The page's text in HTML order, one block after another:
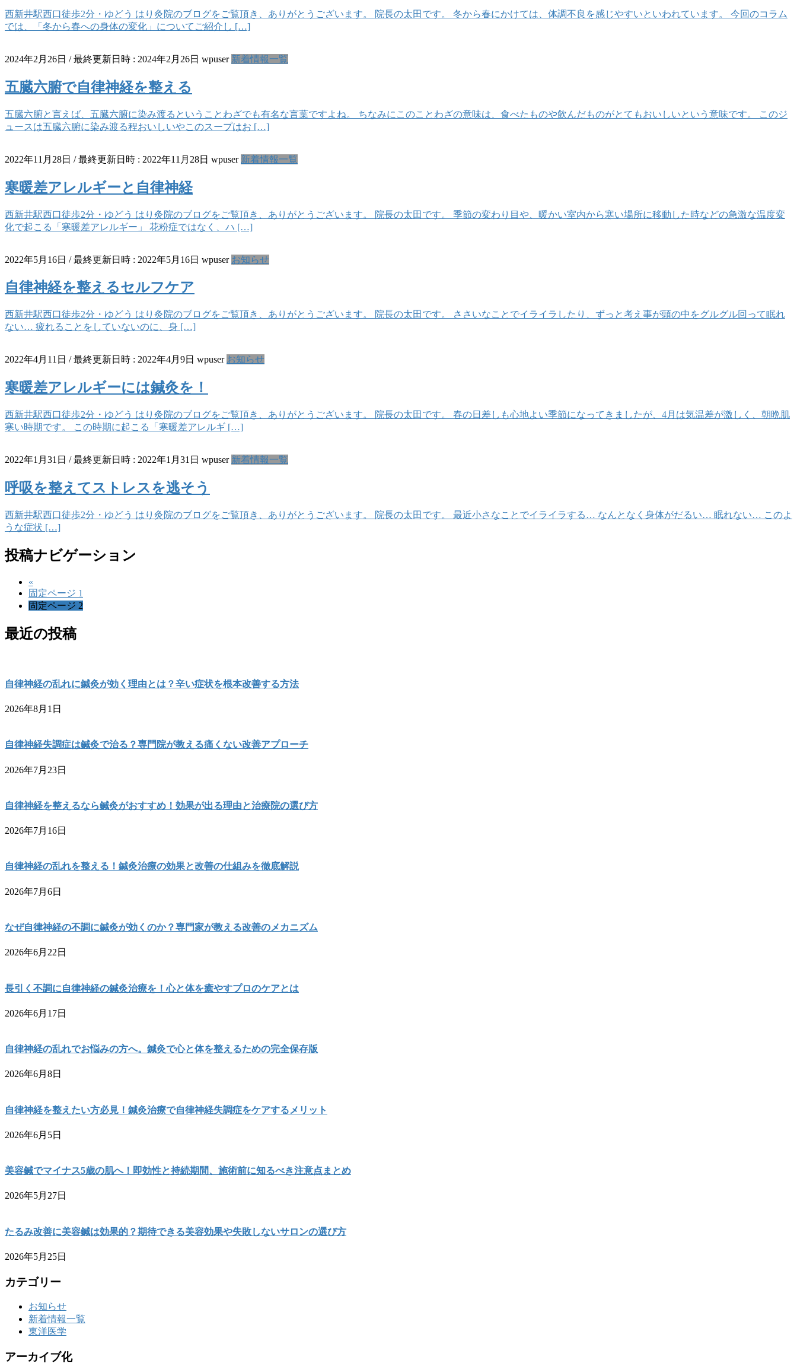
西新井駅西口徒歩2分・ゆどう はり灸院のブログをご覧頂き、ありがとうございます。 院長の太田です。 冬から春にかけては、体調不良を感じやすいといわれています。 今回のコラム
では、「冬から春への身体の変化」についてご紹介し […]
2024年2月26日 / 最終更新日時 : 2024年2月26日 wpuser 新着情報一覧
五臓六腑で自律神経を整える
五臓六腑と言えば、五臓六腑に染み渡るということわざでも有名な言葉ですよね。 ちなみにこのことわざの意味は、食べたものや飲んだものがとてもおいしいという意味です。 このジ
ュースは五臓六腑に染み渡る程おいしいやこのスープはお […]
2022年11月28日 / 最終更新日時 : 2022年11月28日 wpuser 新着情報一覧
寒暖差アレルギーと自律神経
西新井駅西口徒歩2分・ゆどう はり灸院のブログをご覧頂き、ありがとうございます。 院長の太田です。 季節の変わり目や、暖かい室内から寒い場所に移動した時などの急激な温度変
化で起こる「寒暖差アレルギー」 花粉症ではなく、ハ […]
2022年5月16日 / 最終更新日時 : 2022年5月16日 wpuser お知らせ
自律神経を整えるセルフケア
西新井駅西口徒歩2分・ゆどう はり灸院のブログをご覧頂き、ありがとうございます。 院長の太田です。 ささいなことでイライラしたり、ずっと考え事が頭の中をグルグル回って眠れ
ない… 疲れることをしていないのに、身 […]
2022年4月11日 / 最終更新日時 : 2022年4月9日 wpuser お知らせ
寒暖差アレルギーには鍼灸を！
西新井駅西口徒歩2分・ゆどう はり灸院のブログをご覧頂き、ありがとうございます。 院長の太田です。 春の日差しも心地よい季節になってきましたが、4月は気温差が激しく、朝晩肌
寒い時期です。 この時期に起こる「寒暖差アレルギ […]
2022年1月31日 / 最終更新日時 : 2022年1月31日 wpuser 新着情報一覧
呼吸を整えてストレスを逃そう
西新井駅西口徒歩2分・ゆどう はり灸院のブログをご覧頂き、ありがとうございます。 院長の太田です。 最近小さなことでイライラする… なんとなく身体がだるい… 眠れない… このよ
うな症状 […]
投稿ナビゲーション
«
固定ページ 1
固定ページ 2
最近の投稿
自律神経の乱れに鍼灸が効く理由とは？辛い症状を根本改善する方法
2026年8月1日
自律神経失調症は鍼灸で治る？専門院が教える痛くない改善アプローチ
2026年7月23日
自律神経を整えるなら鍼灸がおすすめ！効果が出る理由と治療院の選び方
2026年7月16日
自律神経の乱れを整える！鍼灸治療の効果と改善の仕組みを徹底解説
2026年7月6日
なぜ自律神経の不調に鍼灸が効くのか？専門家が教える改善のメカニズム
2026年6月22日
長引く不調に自律神経の鍼灸治療を！心と体を癒やすプロのケアとは
2026年6月17日
自律神経の乱れでお悩みの方へ。鍼灸で心と体を整えるための完全保存版
2026年6月8日
自律神経を整えたい方必見！鍼灸治療で自律神経失調症をケアするメリット
2026年6月5日
美容鍼でマイナス5歳の肌へ！即効性と持続期間、施術前に知るべき注意点まとめ
2026年5月27日
たるみ改善に美容鍼は効果的？期待できる美容効果や失敗しないサロンの選び方
2026年5月25日
カテゴリー
お知らせ
新着情報一覧
東洋医学
アーカイブ化